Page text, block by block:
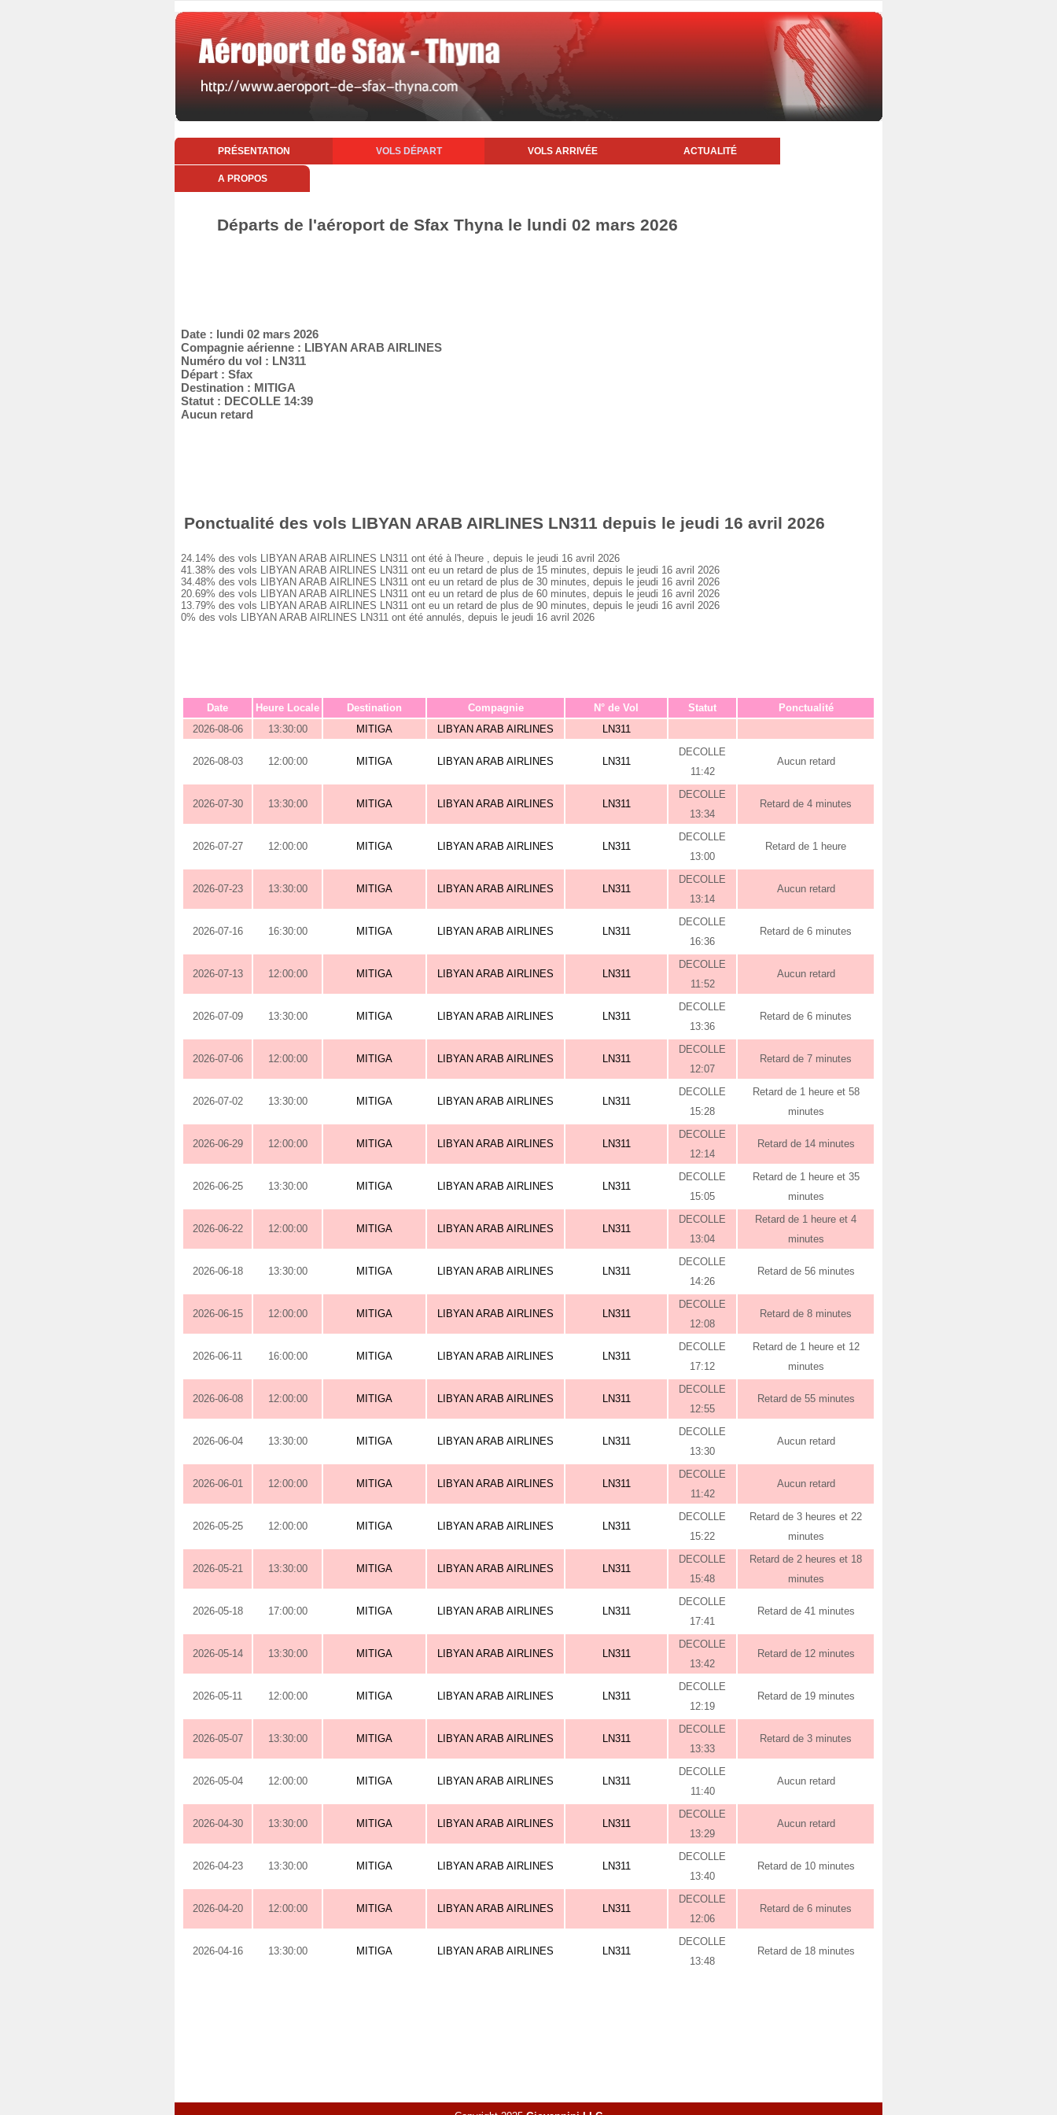
PRÉSENTATION VOLS DÉPART VOLS ARRIVÉE ACTUALITÉ
A PROPOS
Départs de l'aéroport de Sfax Thyna le lundi 02 mars 2026
Date : lundi 02 mars 2026
Compagnie aérienne : LIBYAN ARAB AIRLINES
Numéro du vol : LN311
Départ : Sfax
Destination : MITIGA
Statut : DECOLLE 14:39
Aucun retard
Ponctualité des vols LIBYAN ARAB AIRLINES LN311 depuis le jeudi 16 avril 2026
24.14% des vols LIBYAN ARAB AIRLINES LN311 ont été à l'heure , depuis le jeudi 16 avril 2026
41.38% des vols LIBYAN ARAB AIRLINES LN311 ont eu un retard de plus de 15 minutes, depuis le jeudi 16 avril 2026
34.48% des vols LIBYAN ARAB AIRLINES LN311 ont eu un retard de plus de 30 minutes, depuis le jeudi 16 avril 2026
20.69% des vols LIBYAN ARAB AIRLINES LN311 ont eu un retard de plus de 60 minutes, depuis le jeudi 16 avril 2026
13.79% des vols LIBYAN ARAB AIRLINES LN311 ont eu un retard de plus de 90 minutes, depuis le jeudi 16 avril 2026
0% des vols LIBYAN ARAB AIRLINES LN311 ont été annulés, depuis le jeudi 16 avril 2026
Date Heure Locale Destination Compagnie N° de Vol Statut
Ponctualité
2026-08-06
13:30:00 MITIGA LIBYAN ARAB AIRLINES LN311
2026-08-03 12:00:00 MITIGA LIBYAN ARAB AIRLINES LN311
DECOLLE
11:42
Aucun retard
2026-07-30 13:30:00 MITIGA LIBYAN ARAB AIRLINES LN311
DECOLLE
13:34
Retard de 4 minutes
2026-07-27 12:00:00 MITIGA LIBYAN ARAB AIRLINES LN311
DECOLLE
13:00
Retard de 1 heure
2026-07-23 13:30:00 MITIGA LIBYAN ARAB AIRLINES LN311
DECOLLE
13:14
Aucun retard
2026-07-16 16:30:00 MITIGA LIBYAN ARAB AIRLINES LN311
DECOLLE
16:36
Retard de 6 minutes
2026-07-13 12:00:00 MITIGA LIBYAN ARAB AIRLINES LN311
DECOLLE
11:52
Aucun retard
2026-07-09 13:30:00 MITIGA LIBYAN ARAB AIRLINES LN311
DECOLLE
13:36
Retard de 6 minutes
2026-07-06 12:00:00 MITIGA LIBYAN ARAB AIRLINES LN311
DECOLLE
12:07
Retard de 7 minutes
2026-07-02 13:30:00 MITIGA LIBYAN ARAB AIRLINES LN311
DECOLLE
15:28
Retard de 1 heure et 58
minutes
2026-06-29 12:00:00 MITIGA LIBYAN ARAB AIRLINES LN311
DECOLLE
12:14
Retard de 14 minutes
2026-06-25 13:30:00 MITIGA LIBYAN ARAB AIRLINES LN311
DECOLLE
15:05
Retard de 1 heure et 35
minutes
2026-06-22 12:00:00 MITIGA LIBYAN ARAB AIRLINES LN311
DECOLLE
13:04
Retard de 1 heure et 4
minutes
2026-06-18 13:30:00 MITIGA LIBYAN ARAB AIRLINES LN311
DECOLLE
14:26
Retard de 56 minutes
2026-06-15 12:00:00 MITIGA LIBYAN ARAB AIRLINES LN311
DECOLLE
12:08
Retard de 8 minutes
2026-06-11 16:00:00 MITIGA LIBYAN ARAB AIRLINES LN311
DECOLLE
17:12
Retard de 1 heure et 12
minutes
2026-06-08 12:00:00 MITIGA LIBYAN ARAB AIRLINES LN311
DECOLLE
12:55
Retard de 55 minutes
2026-06-04 13:30:00 MITIGA LIBYAN ARAB AIRLINES LN311
DECOLLE
13:30
Aucun retard
2026-06-01 12:00:00 MITIGA LIBYAN ARAB AIRLINES LN311
DECOLLE
11:42
Aucun retard
2026-05-25 12:00:00 MITIGA LIBYAN ARAB AIRLINES LN311
DECOLLE
15:22
Retard de 3 heures et 22
minutes
2026-05-21 13:30:00 MITIGA LIBYAN ARAB AIRLINES LN311
DECOLLE
15:48
Retard de 2 heures et 18
minutes
2026-05-18 17:00:00 MITIGA LIBYAN ARAB AIRLINES LN311
DECOLLE
17:41
Retard de 41 minutes
2026-05-14 13:30:00 MITIGA LIBYAN ARAB AIRLINES LN311
DECOLLE
13:42
Retard de 12 minutes
2026-05-11 12:00:00 MITIGA LIBYAN ARAB AIRLINES LN311
DECOLLE
12:19
Retard de 19 minutes
2026-05-07 13:30:00 MITIGA LIBYAN ARAB AIRLINES LN311
DECOLLE
13:33
Retard de 3 minutes
2026-05-04 12:00:00 MITIGA LIBYAN ARAB AIRLINES LN311
DECOLLE
11:40
Aucun retard
2026-04-30 13:30:00 MITIGA LIBYAN ARAB AIRLINES LN311
DECOLLE
13:29
Aucun retard
2026-04-23 13:30:00 MITIGA LIBYAN ARAB AIRLINES LN311
DECOLLE
13:40
Retard de 10 minutes
2026-04-20 12:00:00 MITIGA LIBYAN ARAB AIRLINES LN311
DECOLLE
12:06
Retard de 6 minutes
2026-04-16 13:30:00 MITIGA LIBYAN ARAB AIRLINES LN311
DECOLLE
13:48
Retard de 18 minutes